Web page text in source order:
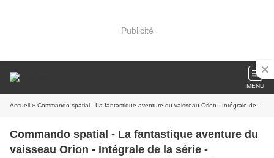
Publicité
MENU
Accueil » Commando spatial - La fantastique aventure du vaisseau Orion - Intégrale de la série - Raumpatrouille - Die phantastischen abenteuer des raumschiffes Orion
Commando spatial - La fantastique aventure du
vaisseau Orion - Intégrale de la série -